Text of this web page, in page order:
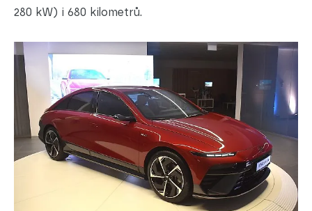
280 kW) i 680 kilometrů.